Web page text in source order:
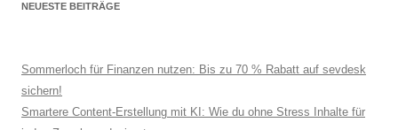
NEUESTE BEITRÄGE
Sommerloch für Finanzen nutzen: Bis zu 70 % Rabatt auf sevdesk
sichern!
Smartere Content-Erstellung mit KI: Wie du ohne Stress Inhalte für